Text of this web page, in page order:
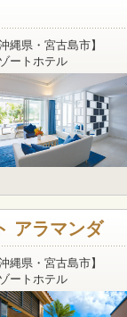
沖縄県・宮古島市】
ートホテル
アラマンダ
沖縄県・宮古島市】
ートホテル